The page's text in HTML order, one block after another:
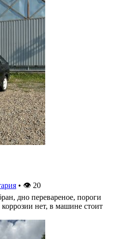
• 👁 20
дно перевареное, пороги
нет, в машине стоит